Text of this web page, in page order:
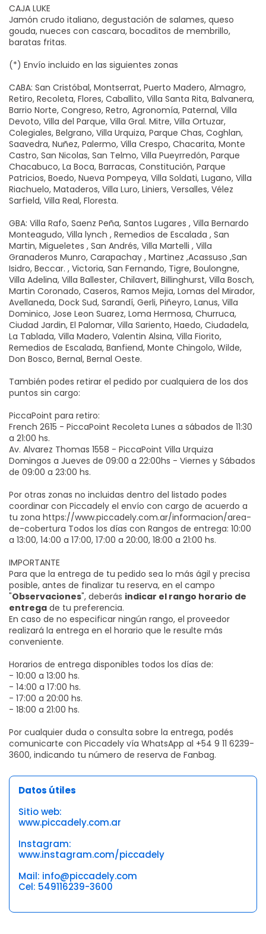
CAJA LUKE
Jamón crudo italiano, degustación de salames, queso
gouda, nueces con cascara, bocaditos de membrillo,
baratas fritas.
(*) Envío incluido en las siguientes zonas
CABA: San Cristóbal, Montserrat, Puerto Madero, Almagro,
Retiro, Recoleta, Flores, Caballito, Villa Santa Rita, Balvanera,
Barrio Norte, Congreso, Retro, Agronomía, Paternal, Villa
Devoto, Villa del Parque, Villa Gral. Mitre, Villa Ortuzar,
Colegiales, Belgrano, Villa Urquiza, Parque Chas, Coghlan,
Saavedra, Nuñez, Palermo, Villa Crespo, Chacarita, Monte
Castro, San Nicolas, San Telmo, Villa Pueyrredón, Parque
Chacabuco, La Boca, Barracas, Constitución, Parque
Patricios, Boedo, Nueva Pompeya, Villa Soldati, Lugano, Villa
Riachuelo, Mataderos, Villa Luro, Liniers, Versalles, Vélez
Sarfield, Villa Real, Floresta.
GBA: Villa Rafo, Saenz Peña, Santos Lugares , Villa Bernardo
Monteagudo, Villa lynch , Remedios de Escalada , San
Martin, Migueletes , San Andrés, Villa Martelli , Villa
Granaderos Munro, Carapachay , Martinez ,Acassuso ,San
Isidro, Beccar. , Victoria, San Fernando, Tigre, Boulongne,
Villa Adelina, Villa Ballester, Chilavert, Billinghurst, Villa Bosch,
Martin Coronado, Caseros, Ramos Mejia, Lomas del Mirador,
Avellaneda, Dock Sud, Sarandí, Gerli, Piñeyro, Lanus, Villa
Dominico, Jose Leon Suarez, Loma Hermosa, Churruca,
Ciudad Jardin, El Palomar, Villa Sariento, Haedo, Ciudadela,
La Tablada, Villa Madero, Valentin Alsina, Villa Fiorito,
Remedios de Escalada, Banfiend, Monte Chingolo, Wilde,
Don Bosco, Bernal, Bernal Oeste.
También podes retirar el pedido por cualquiera de los dos
puntos sin cargo:
PiccaPoint para retiro:
French 2615 - PiccaPoint Recoleta Lunes a sábados de 11:30
a 21:00 hs.
Av. Alvarez Thomas 1558 - PiccaPoint Villa Urquiza
Domingos a Jueves de 09:00 a 22:00hs - Viernes y Sábados
de 09:00 a 23:00 hs.
Por otras zonas no incluidas dentro del listado podes
coordinar con Piccadely el envío con cargo de acuerdo a
tu zona https://www.piccadely.com.ar/informacion/area-
de-cobertura Todos los días con Rangos de entrega: 10:00
a 13:00, 14:00 a 17:00, 17:00 a 20:00, 18:00 a 21:00 hs.
IMPORTANTE
Para que la entrega de tu pedido sea lo más ágil y precisa
posible, antes de finalizar tu reserva, en el campo
"Observaciones", deberás indicar el rango horario de
entrega de tu preferencia.
En caso de no especificar ningún rango, el proveedor
realizará la entrega en el horario que le resulte más
conveniente.
Horarios de entrega disponibles todos los días de:
- 10:00 a 13:00 hs.
- 14:00 a 17:00 hs.
- 17:00 a 20:00 hs.
- 18:00 a 21:00 hs.
Por cualquier duda o consulta sobre la entrega, podés
comunicarte con Piccadely vía WhatsApp al +54 9 11 6239-
3600, indicando tu número de reserva de Fanbag.
Datos útiles
Sitio web:
www.piccadely.com.ar
Instagram:
www.instagram.com/piccadely
Mail: info@piccadely.com
Cel: 549116239-3600